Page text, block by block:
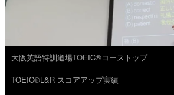
コ
ン
大阪英語特訓道場TOEIC®コーストップ
TOEIC®L&R スコアアップ実績